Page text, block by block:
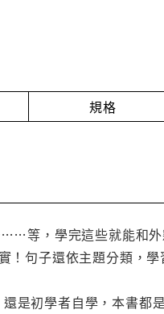
規格
等，學完這些就能和外
句子還依主題分類，
是初學者自學，本書都